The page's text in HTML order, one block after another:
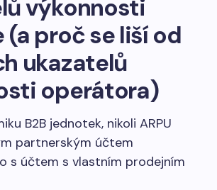
výkonnosti
(a proč se liší od
ukazatelů
operátora)
B2B jednotek, nikoli ARPU
partnerským účtem
s účtem s vlastním prodejním